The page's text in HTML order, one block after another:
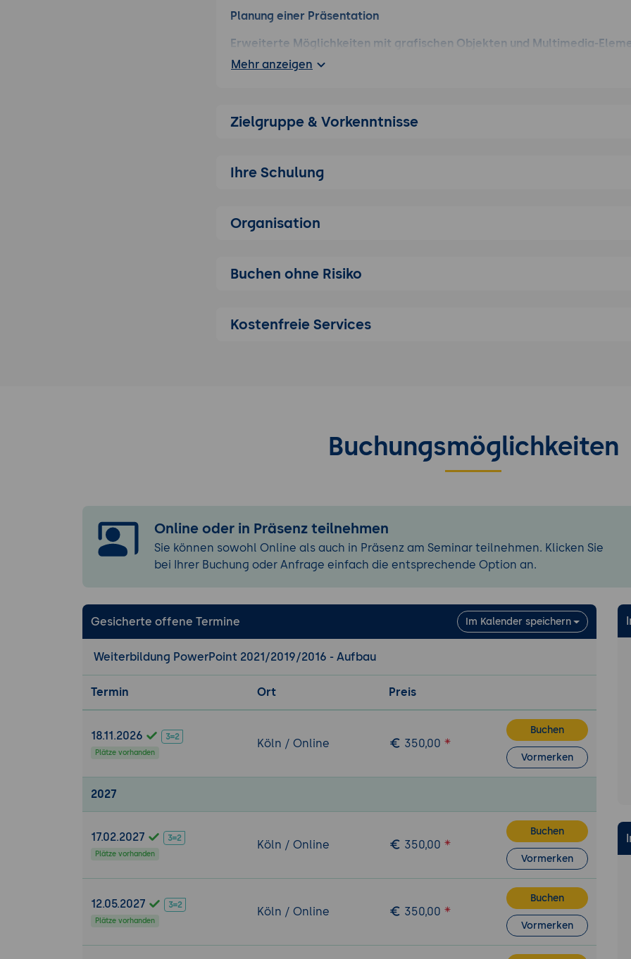
Planung einer Präsentation
Erweiterte Möglichkeiten mit grafischen Objekten und Multimedia-
Videos einbinden, kürzen, Sprungmarken setzen
Bildbearbeitungstools
Die verschiedenen Objekte in Mastern
Anlegen und Gestalten verschiedener Master
Folien aus anderen Präsentationen mit Ihren Vorlagen und Mastern
Designs-Schriften
Die Bildschirmpräsentation
Einsatz von interaktiven Schaltflächen zur Navigation
Anlegen und "Verlinken" der Inhaltsfolie
Weitere Gestaltungsmöglichkeiten während der Präsentation
Mehr anzeigen
Zielgruppe & Vorkenntnisse
Ihre Schulung
Organisation
Buchen ohne Risiko
Kostenfreie Services
Buchungsmöglichkeiten
Online oder in Präsenz teilnehmen
Sie können sowohl Online als auch in Präsenz am Seminar teilnehmen. Klicken Sie
bei Ihrer Buchung oder Anfrage einfach die entsprechende Option an.
Gesicherte offene Termine Im Kalender speichern
Weiterbildung PowerPoint 2021/2019/2016 - Aufbau
Termin Ort Preis
18.11.2026
Plätze vorhanden
Köln / Online 350,00
Buchen
Vormerken
2027
17.02.2027
Plätze vorhanden
Köln / Online 350,00
Buchen
Vormerken
12.05.2027
Plätze vorhanden
Köln / Online 350,00
Buchen
Vormerken